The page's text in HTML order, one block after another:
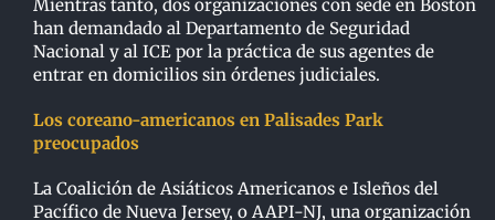
Mientras tanto, dos organizaciones con sede en Boston
han demandado al Departamento de Seguridad
Nacional y al ICE por la práctica de sus agentes de
entrar en domicilios sin órdenes judiciales.
Los coreano-americanos en Palisades Park
preocupados
La Coalición de Asiáticos Americanos e Isleños del
Pacífico de Nueva Jersey, o AAPI-NJ, una organización